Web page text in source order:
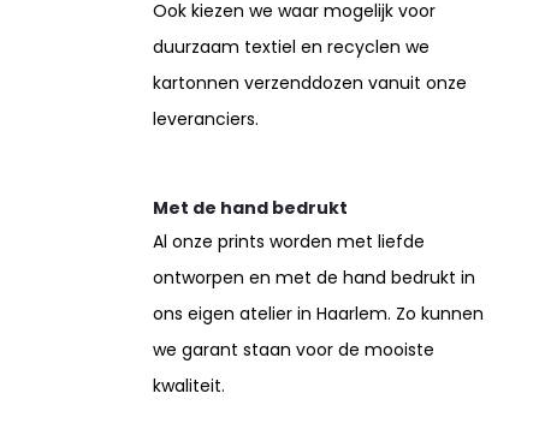
Ook kiezen we waar mogelijk voor
duurzaam textiel en recyclen we
kartonnen verzenddozen vanuit onze
leveranciers.
Met de hand bedrukt
Al onze prints worden met liefde
ontworpen en met de hand bedrukt in
ons eigen atelier in Haarlem. Zo kunnen
we garant staan voor de mooiste
kwaliteit.